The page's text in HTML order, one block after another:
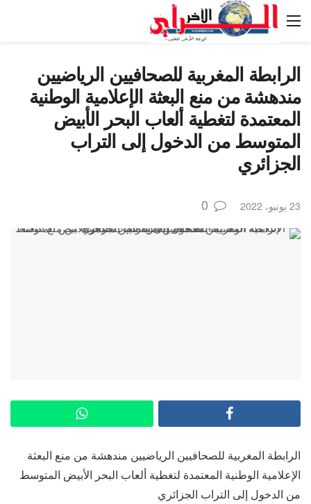
الرابطة المغربية للصحافيين الرياضيين
مندهشة من منع البعثة الإعلامية الوطنية
المعتمدة لتغطية ألعاب البحر الأبيض
المتوسط من الدخول إلى التراب
الجزائري
23 يونيو، 2022 0
الرابطة المغربية للصحافيين الرياضيين مندهشة من منع البعثة
الإعلامية الوطنية المعتمدة لتغطية ألعاب البحر الأبيض المتوسط
من الدخول إلى التراب الجزائري